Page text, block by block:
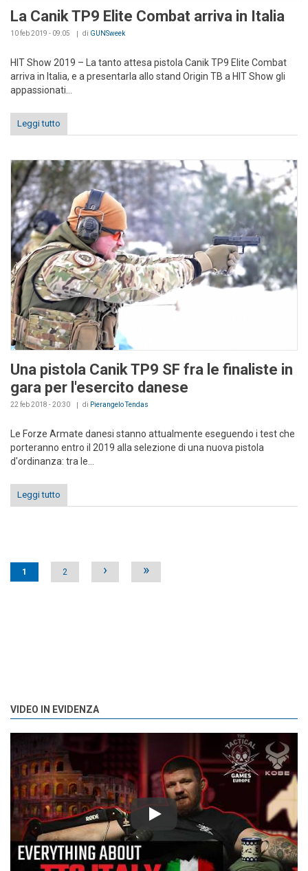
La Canik TP9 Elite Combat arriva in Italia
10 feb 2019 - 09:05 di GUNSweek
HIT Show 2019 – La tanto attesa pistola Canik TP9 Elite Combat
arriva in Italia, e a presentarla allo stand Origin TB a HIT Show gli
appassionati...
Leggi tutto
Una pistola Canik TP9 SF fra le finaliste in
gara per l'esercito danese
22 feb 2018 - 20:30 di Pierangelo Tendas
Le Forze Armate danesi stanno attualmente eseguendo i test che
porteranno entro il 2019 alla selezione di una nuova pistola
d'ordinanza: tra le...
Leggi tutto
Pages
1 2 › »
VIDEO IN EVIDENZA
Play